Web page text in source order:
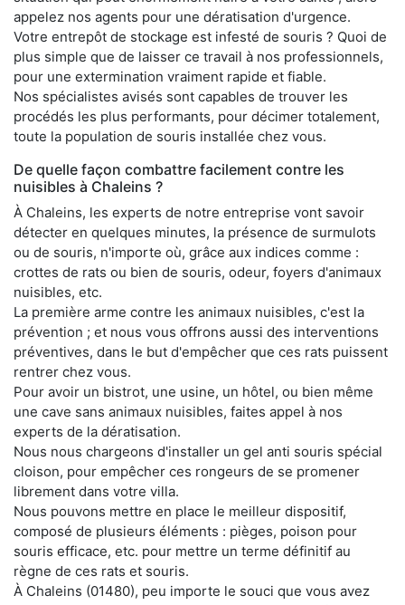
appelez nos agents pour une dératisation d'urgence.
Votre entrepôt de stockage est infesté de souris ? Quoi de
plus simple que de laisser ce travail à nos professionnels,
pour une extermination vraiment rapide et fiable.
Nos spécialistes avisés sont capables de trouver les
procédés les plus performants, pour décimer totalement,
toute la population de souris installée chez vous.
De quelle façon combattre facilement contre les
nuisibles à Chaleins ?
À Chaleins, les experts de notre entreprise vont savoir
détecter en quelques minutes, la présence de surmulots
ou de souris, n'importe où, grâce aux indices comme :
crottes de rats ou bien de souris, odeur, foyers d'animaux
nuisibles, etc.
La première arme contre les animaux nuisibles, c'est la
prévention ; et nous vous offrons aussi des interventions
préventives, dans le but d'empêcher que ces rats puissent
rentrer chez vous.
Pour avoir un bistrot, une usine, un hôtel, ou bien même
une cave sans animaux nuisibles, faites appel à nos
experts de la dératisation.
Nous nous chargeons d'installer un gel anti souris spécial
cloison, pour empêcher ces rongeurs de se promener
librement dans votre villa.
Nous pouvons mettre en place le meilleur dispositif,
composé de plusieurs éléments : pièges, poison pour
souris efficace, etc. pour mettre un terme définitif au
règne de ces rats et souris.
À Chaleins (01480), peu importe le souci que vous avez